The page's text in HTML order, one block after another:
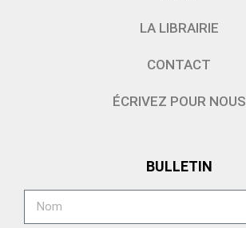
LA LIBRAIRIE
CONTACT
ÉCRIVEZ POUR NOUS
BULLETIN